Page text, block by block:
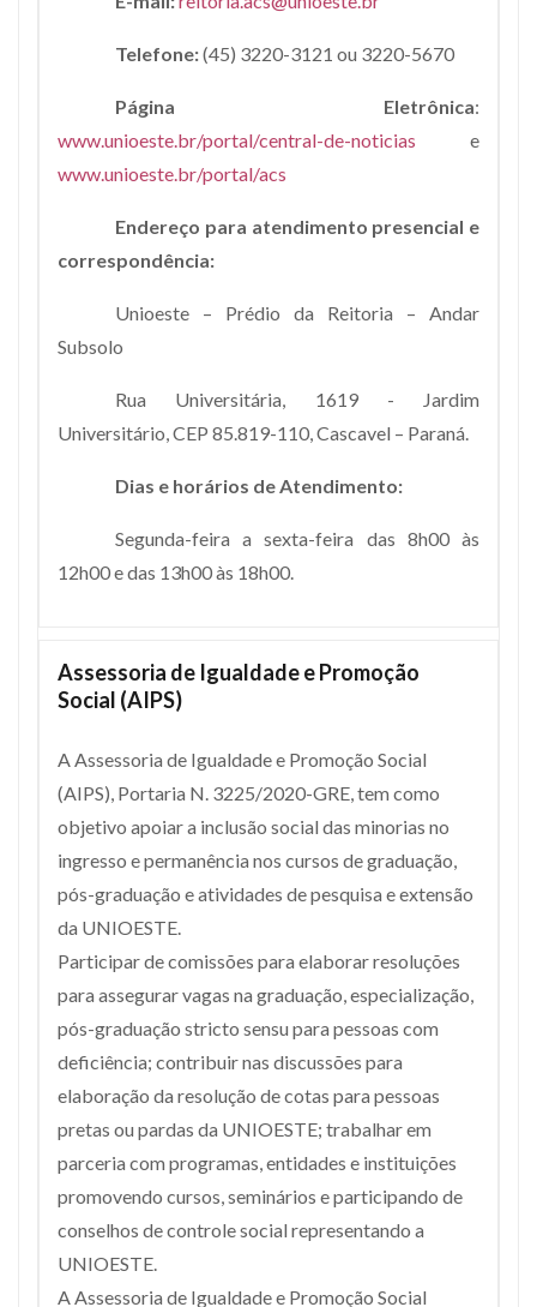
Telefone:(45) 3220-3121 ou 3220-5670
Página Eletrônica:
www.unioeste.br/portal/central-de-noticias e
www.unioeste.br/portal/acs
Endereço para atendimento presencial e
correspondência:
Unioeste – Prédio da Reitoria – Andar
Subsolo
Rua Universitária, 1619 - Jardim
Universitário, CEP 85.819-110, Cascavel – Paraná.
Dias e horários de Atendimento:
Segunda-feira a sexta-feira das 8h00 às
12h00 e das 13h00 às 18h00.
Assessoria de Igualdade e Promoção
Social (AIPS)
A Assessoria de Igualdade e Promoção Social
(AIPS), Portaria N. 3225/2020-GRE, tem como
objetivo apoiar a inclusão social das minorias no
ingresso e permanência nos cursos de graduação,
pós-graduação e atividades de pesquisa e extensão
da UNIOESTE.
Participar de comissões para elaborar resoluções
para assegurar vagas na graduação, especialização,
pós-graduação stricto sensu para pessoas com
deficiência; contribuir nas discussões para
elaboração da resolução de cotas para pessoas
pretas ou pardas da UNIOESTE; trabalhar em
parceria com programas, entidades e instituições
promovendo cursos, seminários e participando de
conselhos de controle social representando a
UNIOESTE.
A Assessoria de Igualdade e Promoção Social